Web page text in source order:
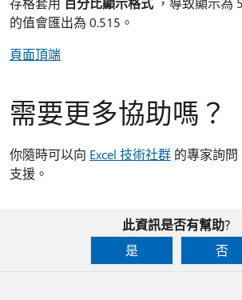
的值會匯出為 0.515。
頁面頂端
需要更多協助嗎？
你隨時可以向 Excel 技術社群 的專家詢問
支援。
此資訊是否有幫助?
是
否